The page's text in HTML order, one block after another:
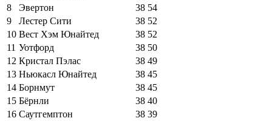
8
Эвертон 38 54
9
Лестер Сити 38 52
10 Вест Хэм Юнайтед 38 52
11 Уотфорд 38 50
12 Кристал Пэлас 38 49
13 Ньюкасл Юнайтед 38 45
14 Борнмут 38 45
15 Бёрнли 38 40
16 Саутгемптон 38 39